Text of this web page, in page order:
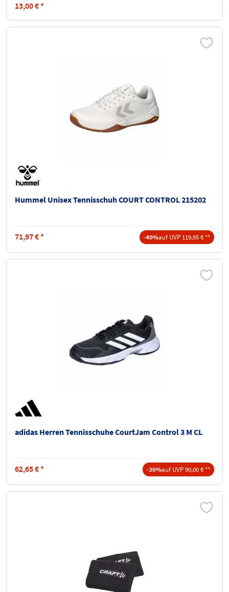
13,00€ *
Hummel Unisex Tennisschuh COURT CONTROL 215202
71,97€ * -40%auf UVP 119,95 € **
adidas Herren Tennisschuhe CourtJam Control 3 M CL
62,65€ * -30%auf UVP 90,00 € **